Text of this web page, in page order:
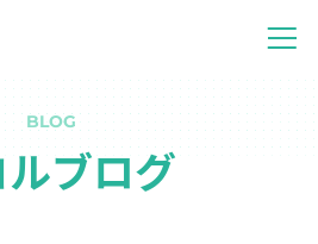
BLOG
ルブログ